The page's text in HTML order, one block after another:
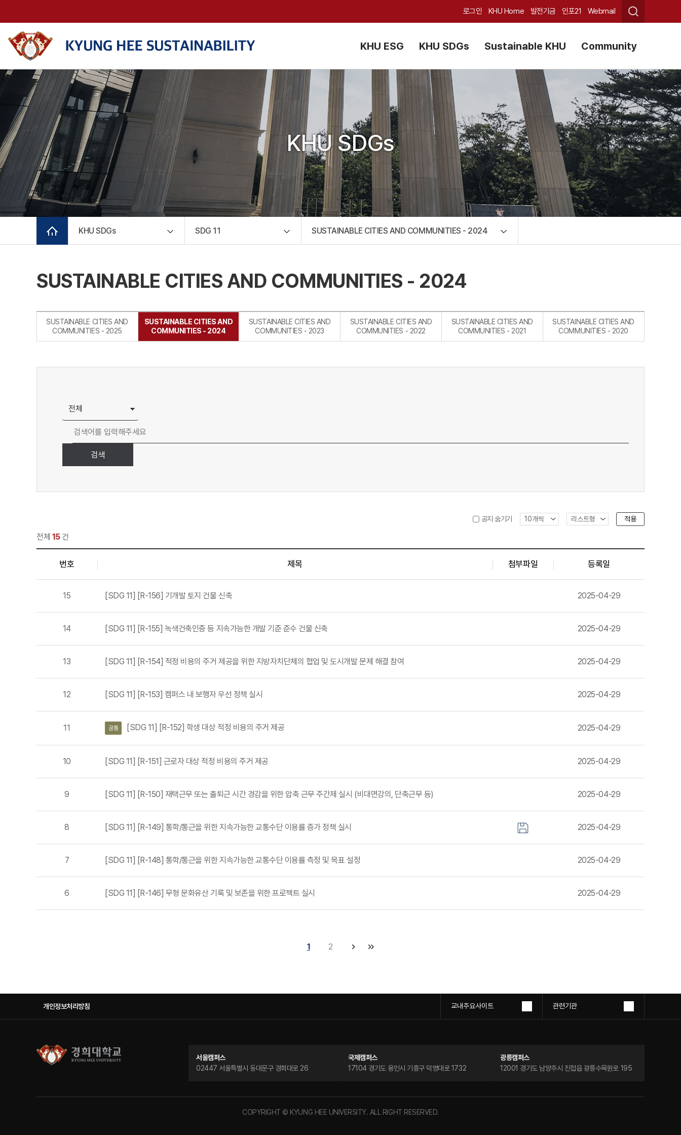
로그인 KHU Home 발전기금 인포21 Webmail
KHU ESG KHU SDGs Sustainable KHU Community
KHU SDGs
KHU SDGs SDG 11 SUSTAINABLE CITIES AND COMMUNITIES - 2024
SUSTAINABLE CITIES AND COMMUNITIES - 2024
SUSTAINABLE CITIES AND
COMMUNITIES - 2025
SUSTAINABLE CITIES AND
COMMUNITIES - 2024
SUSTAINABLE CITIES AND
COMMUNITIES - 2023
SUSTAINABLE CITIES AND
COMMUNITIES - 2022
SUSTAINABLE CITIES AND
COMMUNITIES - 2021
SUSTAINABLE CITIES AND
COMMUNITIES - 2020
검색
공지 숨기기 적용
전체 15건
번호 제목 첨부파일 등록일
15 [SDG 11] [R-156] 기개발 토지 건물 신축 2025-04-29
14 [SDG 11] [R-155] 녹색건축인증 등 지속가능한 개발 기준 준수 건물 신축 2025-04-29
13 [SDG 11] [R-154] 적정 비용의 주거 제공을 위한 지방자치단체의 협업 및 도시개발 문제 해결 참여 2025-04-29
12 [SDG 11] [R-153] 캠퍼스 내 보행자 우선 정책 실시 2025-04-29
11 공통 [SDG 11] [R-152] 학생 대상 적정 비용의 주거 제공 2025-04-29
10 [SDG 11] [R-151] 근로자 대상 적정 비용의 주거 제공 2025-04-29
9 [SDG 11] [R-150] 재택근무 또는 출퇴근 시간 경감을 위한 압축 근무 주간제 실시 (비대면강의, 단축근무 등) 2025-04-29
8 [SDG 11] [R-149] 통학/통근을 위한 지속가능한 교통수단 이용률 증가 정책 실시 2025-04-29
7 [SDG 11] [R-148] 통학/통근을 위한 지속가능한 교통수단 이용률 측정 및 목표 설정 2025-04-29
6 [SDG 11] [R-146] 무형 문화유산 기록 및 보존을 위한 프로젝트 실시 2025-04-29
1 2
개인정보처리방침 교내주요사이트 관련기관
서울캠퍼스
02447 서울특별시 동대문구 경희대로 26
국제캠퍼스
17104 경기도 용인시 기흥구 덕영대로 1732
광릉캠퍼스
12001 경기도 남양주시 진접읍 광릉수목원로 195
COPYRIGHT © KYUNG HEE UNIVERSITY. ALL RIGHT RESERVED.